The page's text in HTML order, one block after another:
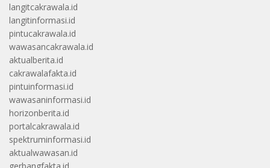
langitcakrawala.id
langitinformasi.id
pintucakrawala.id
wawasancakrawala.id
aktualberita.id
cakrawalafakta.id
pintuinformasi.id
wawasaninformasi.id
horizonberita.id
portalcakrawala.id
spektruminformasi.id
aktualwawasan.id
gerbangfakta.id